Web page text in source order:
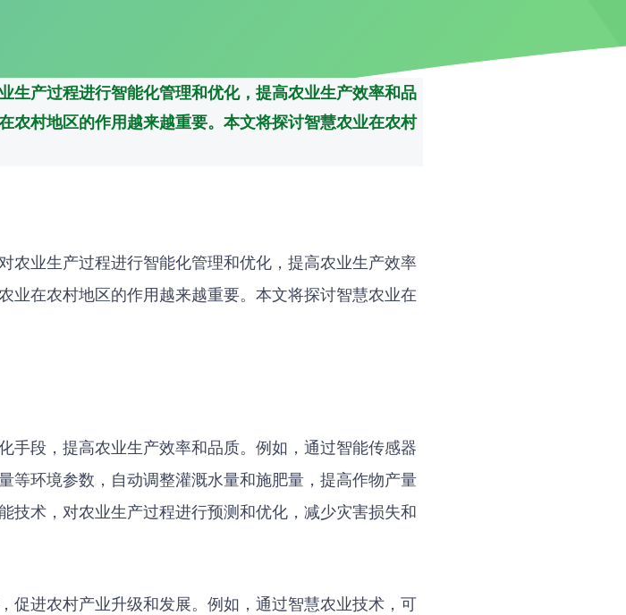
生产过程进行智能化管理和优化，提高农业生产效率和品
农村地区的作用越来越重要。本文将探讨智慧农业在农村
农业生产过程进行智能化管理和优化，提高农业生产效率
业在农村地区的作用越来越重要。本文将探讨智慧农业在
手段，提高农业生产效率和品质。例如，通过智能传感器
等环境参数，自动调整灌溉水量和施肥量，提高作物产量
技术，对农业生产过程进行预测和优化，减少灾害损失和
促进农村产业升级和发展。例如，通过智慧农业技术，可